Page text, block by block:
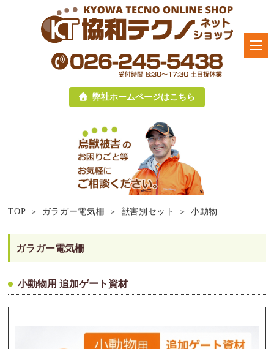
弊社ホームページはこちら
TOP ガラガー電気柵 獣害別セット 小動物
ガラガー電気柵
小動物用 追加ゲート資材